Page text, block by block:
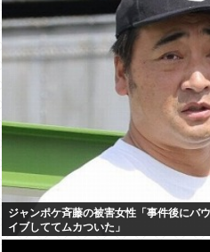
ジャンポケ斉藤の被害女性「事件後にバ
イブしててムカついた」